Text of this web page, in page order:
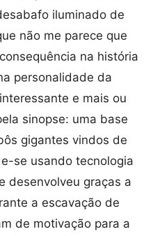
iluminado de
não me parece que
na história
personalidade da
e mais ou
sinopse: uma base
gigantes vindos de
se usando tecnologia
desenvolveu graças a
a escavação de
de motivação para a